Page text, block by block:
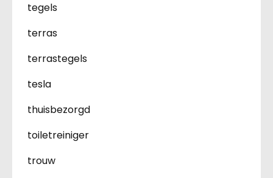
tegels
terras
terrastegels
tesla
thuisbezorgd
toiletreiniger
trouw